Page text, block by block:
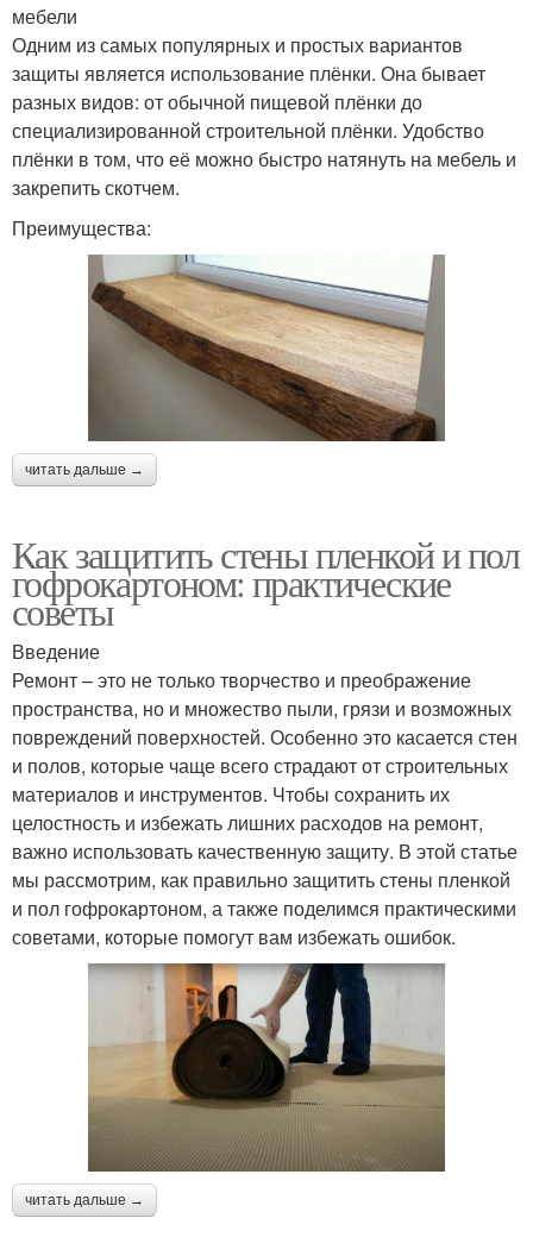
мебели
Одним из самых популярных и простых вариантов
защиты является использование плёнки. Она бывает
разных видов: от обычной пищевой плёнки до
специализированной строительной плёнки. Удобство
плёнки в том, что её можно быстро натянуть на мебель и
закрепить скотчем.
Преимущества:
читать дальше →
Как защитить стены пленкой и пол
гофрокартоном: практические
советы
Введение
Ремонт – это не только творчество и преображение
пространства, но и множество пыли, грязи и возможных
повреждений поверхностей. Особенно это касается стен
и полов, которые чаще всего страдают от строительных
материалов и инструментов. Чтобы сохранить их
целостность и избежать лишних расходов на ремонт,
важно использовать качественную защиту. В этой статье
мы рассмотрим, как правильно защитить стены пленкой
и пол гофрокартоном, а также поделимся практическими
советами, которые помогут вам избежать ошибок.
читать дальше →